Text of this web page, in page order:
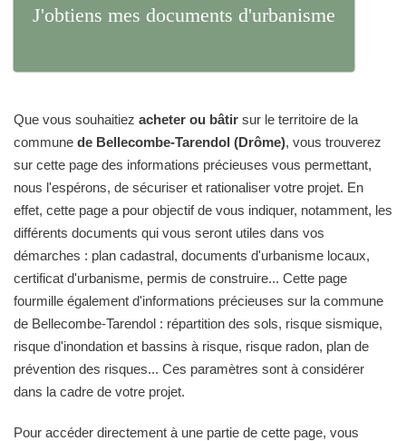
J'obtiens mes documents d'urbanisme
Que vous souhaitiez acheter ou bâtir sur le territoire de la
commune de Bellecombe-Tarendol (Drôme), vous trouverez
sur cette page des informations précieuses vous permettant,
nous l'espérons, de sécuriser et rationaliser votre projet. En
effet, cette page a pour objectif de vous indiquer, notamment, les
différents documents qui vous seront utiles dans vos
démarches : plan cadastral, documents d'urbanisme locaux,
certificat d'urbanisme, permis de construire... Cette page
fourmille également d'informations précieuses sur la commune
de Bellecombe-Tarendol : répartition des sols, risque sismique,
risque d'inondation et bassins à risque, risque radon, plan de
prévention des risques... Ces paramètres sont à considérer
dans la cadre de votre projet.
Pour accéder directement à une partie de cette page, vous